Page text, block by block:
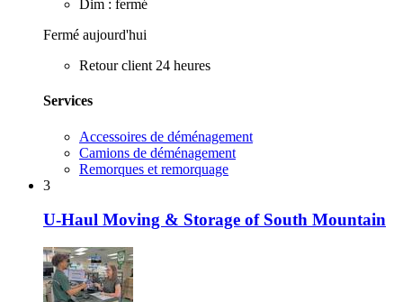
Dim : fermé
Fermé aujourd'hui
Retour client 24 heures
Services
Accessoires de déménagement
Camions de déménagement
Remorques et remorquage
3
U-Haul Moving & Storage of South Mountain